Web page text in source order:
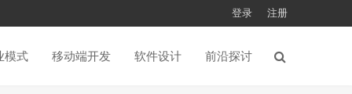
登录 注册
模式 移动端开发 软件设计 前沿探讨